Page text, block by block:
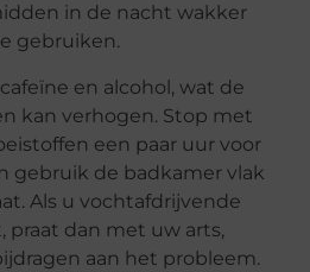
in de nacht wakker
gebruiken.
en alcohol, wat de
kan verhogen. Stop met
een paar uur voor
gebruik de badkamer vlak
Als u vochtafdrijvende
dan met uw arts,
aan het probleem.